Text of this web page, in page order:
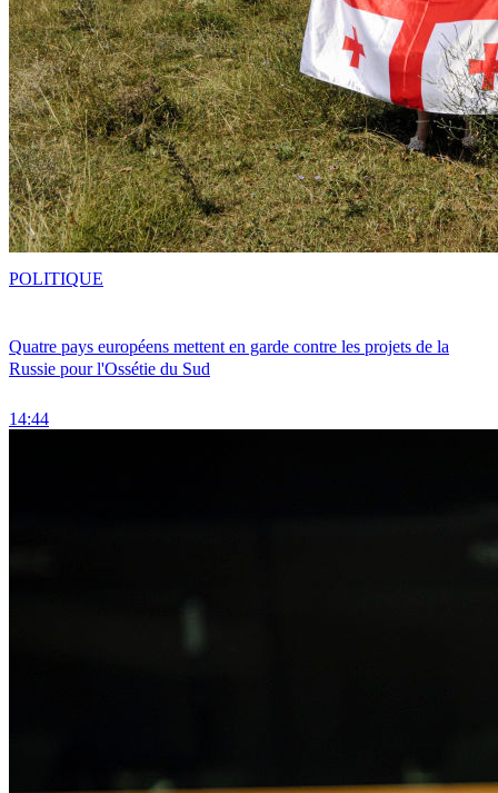
Quatre pays européens mettent en garde contre les projets de la
Russie pour l'Ossétie du Sud
14:44
POLITIQUE